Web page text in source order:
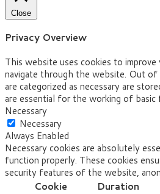
Close
Privacy Overview
This website uses cookies to
navigate through the website. Out
are categorized as necessary are
are essential for the working of
Necessary
Necessary
Always Enabled
Necessary cookies are absolutely
function properly. These cookies
security features of the website,
Cookie
Duration